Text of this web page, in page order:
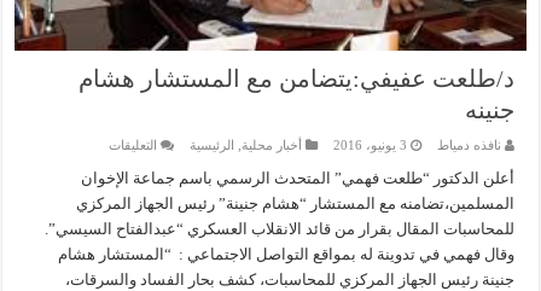
د/طلعت عفيفي:يتضامن مع المستشار هشام
جنينه
نافذه دمياط 3 يونيو، 2016 أخبار محلية, الرئيسية التعليقاتعلى
طلعت
عفيفي:يتضامن
مع
المستشار
هشام
جنينه
مغلقة
أعلن الدكتور “طلعت فهمي” المتحدث الرسمي باسم جماعة الإخوان
المسلمين،تضامنه مع المستشار “هشام جنينة” رئيس الجهاز المركزي
للمحاسبات المقال بقرار من قائد الانقلاب العسكري “عبدالفتاح السيسي”.
وقال فهمي في تدوينة له بمواقع التواصل الاجتماعي : “المستشار هشام
جنينة رئيس الجهاز المركزي للمحاسبات، كشف بحار الفساد والسرقات،